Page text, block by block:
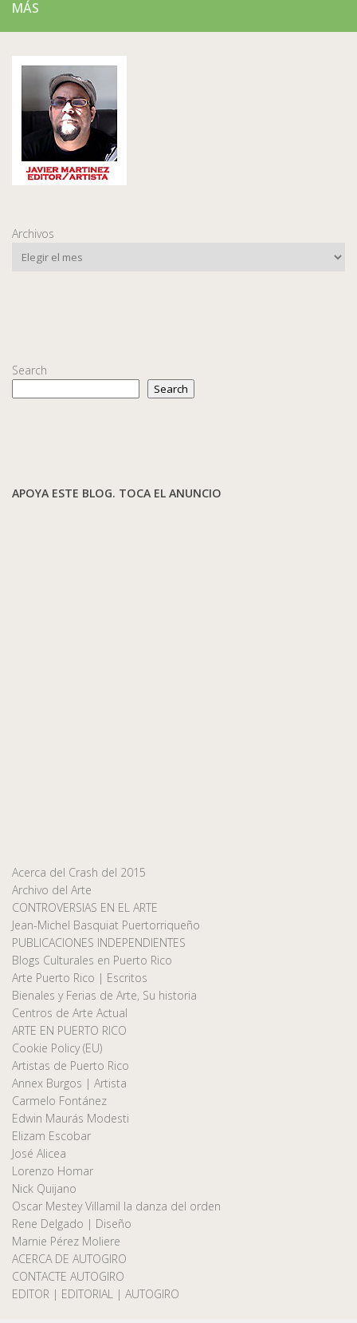
MÁS
Archivos
Search
Search
APOYA ESTE BLOG. TOCA EL ANUNCIO
Acerca del Crash del 2015
Archivo del Arte
CONTROVERSIAS EN EL ARTE
Jean-Michel Basquiat Puertorriqueño
PUBLICACIONES INDEPENDIENTES
Blogs Culturales en Puerto Rico
Arte Puerto Rico | Escritos
Bienales y Ferias de Arte, Su historia
Centros de Arte Actual
ARTE EN PUERTO RICO
Cookie Policy (EU)
Artistas de Puerto Rico
Annex Burgos | Artista
Carmelo Fontánez
Edwin Maurás Modesti
Elizam Escobar
José Alicea
Lorenzo Homar
Nick Quijano
Oscar Mestey Villamil la danza del orden
Rene Delgado | Diseño
Marnie Pérez Moliere
ACERCA DE AUTOGIRO
CONTACTE AUTOGIRO
EDITOR | EDITORIAL | AUTOGIRO